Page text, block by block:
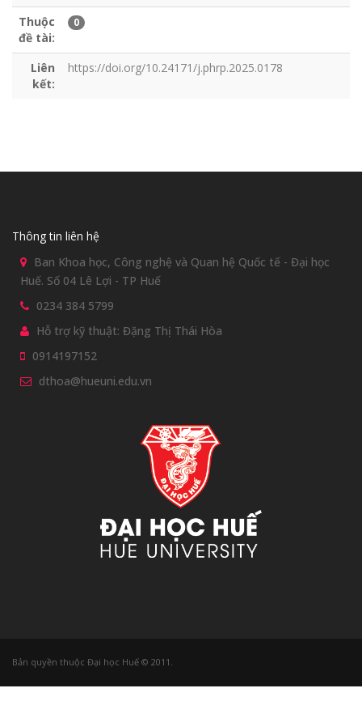
Thuộc
đề tài:
0
Liên
kết:
https://doi.org/10.24171/j.phrp.2025.0178
Thông tin liên hệ
Ban Khoa học, Công nghệ và Quan hệ Quốc tế - Đại học
Huế. Số 04 Lê Lợi - TP Huế
0234 384 5799
Hỗ trợ kỹ thuật: Đặng Thị Thái Hòa
0914197152
dthoa@hueuni.edu.vn
Bản quyền thuộc Đại học Huế © 2011.